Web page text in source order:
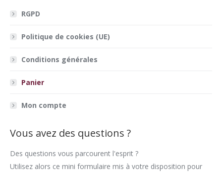
opens
new
window
opens
new
window
new
window
in
new
RGPD
Politique de cookies (UE)
Conditions générales
Panier
Mon compte
Vous avez des questions ?
Des questions vous parcourent l'esprit ?
Utilisez alors ce mini formulaire mis à votre disposition pour